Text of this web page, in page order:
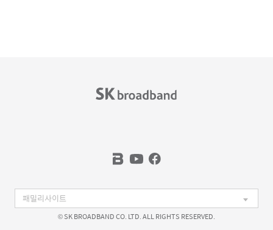
© SK BROADBAND CO. LTD. ALL RIGHTS RESERVED.